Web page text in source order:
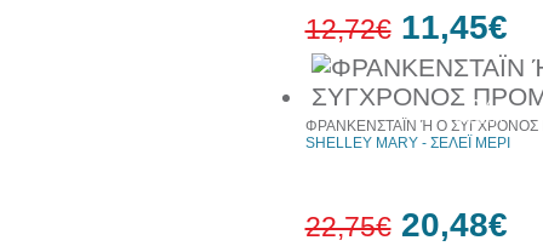
10%
έκπτωση
12,72€ 11,45€
ΦΡΑΝΚΕΝΣΤΑΪΝ Ή Ο
SHELLEY MARY - ΣΕΛΕΪ ΜΕΡΙ
22,75€ 20,48€